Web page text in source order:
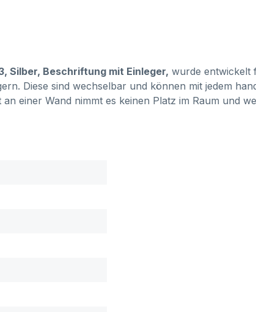
Silber, Beschriftung mit Einleger, wurde entwickelt
Diese sind wechselbar und können mit jedem
einer Wand nimmt es keinen Platz im Raum und